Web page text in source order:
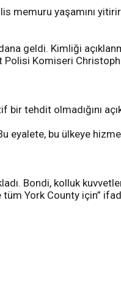
memuru yaşamını
geldi. Kimliği
Polisi Komiseri
bir tehdit olmadığını
eyalete, bu ülkeye
Bondi, kolluk
tüm York County için”